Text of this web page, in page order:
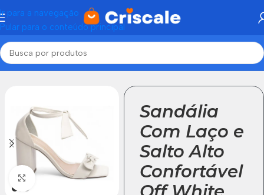
Ir para a navegação
Pular para o conteúdo principal
Início Sandálias
Click to enlarge
Sandália
Com Laço e
Salto Alto
Confortável